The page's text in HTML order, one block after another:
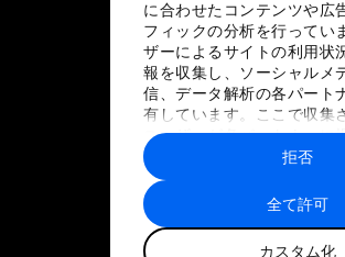
に合わせたコンテンツや広
フィックの分析を行ってい
ザーによるサイトの利用状
報を収集し、ソーシャルメ
信、データ解析の各パート
有しています。ここで収集
ユーザーが各パートナーに
報や各パートナーのサービ
に収集された情報と組み合
トナーによって使用される
す。
全て許可
カスタム化
拒否